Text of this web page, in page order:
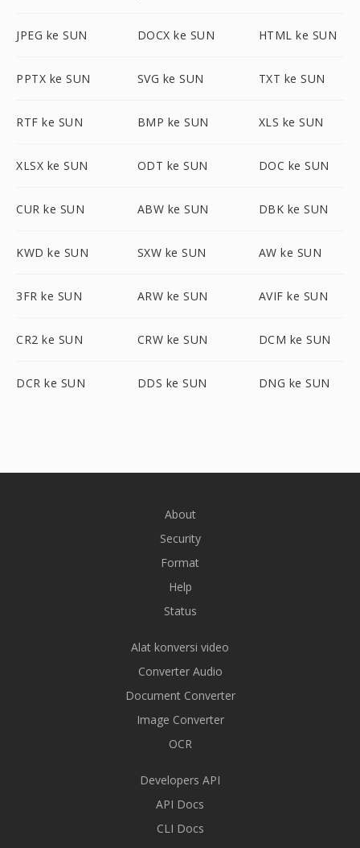
JPEG ke SUN DOCX ke SUN HTML ke SUN
PPTX ke SUN SVG ke SUN TXT ke SUN
RTF ke SUN BMP ke SUN XLS ke SUN
XLSX ke SUN ODT ke SUN DOC ke SUN
CUR ke SUN ABW ke SUN DBK ke SUN
KWD ke SUN SXW ke SUN AW ke SUN
3FR ke SUN ARW ke SUN AVIF ke SUN
CR2 ke SUN CRW ke SUN DCM ke SUN
DCR ke SUN DDS ke SUN DNG ke SUN
About
Security
Format
Help
Status
Alat konversi video
Converter Audio
Document Converter
Image Converter
OCR
Developers API
API Docs
CLI Docs